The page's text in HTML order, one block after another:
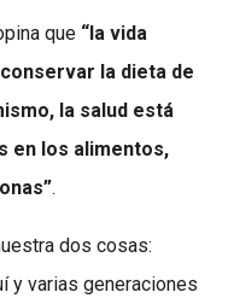
que “la vida
la dieta de
la salud está
en los alimentos,
.
dos cosas:
y varias generaciones